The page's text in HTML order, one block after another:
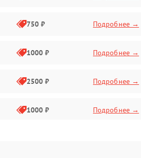
750 ₽ Подробнее →
1000 ₽ Подробнее →
2500 ₽ Подробнее →
1000 ₽ Подробнее →